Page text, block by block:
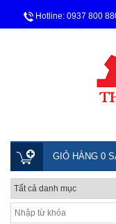
Hotline: 0937 800
GIỎ HÀNG 0